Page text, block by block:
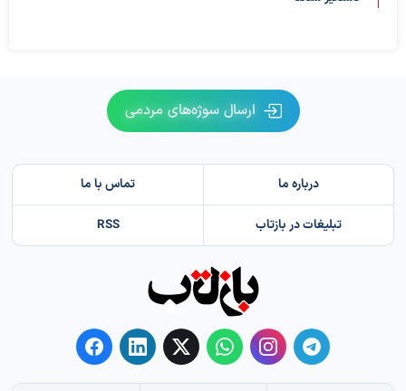
ارسال سوژه‌های مردمی
درباره ما تماس با ما
تبلیغات در بازتاب RSS